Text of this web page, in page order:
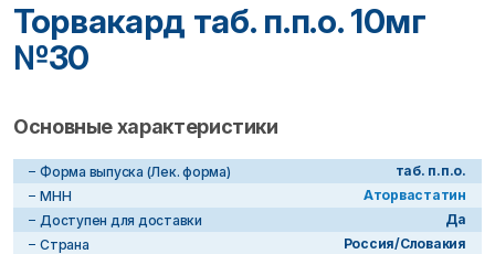
Торвакард таб. п.п.о. 10мг
№30
Основные характеристики
Форма выпуска (Лек. форма)
таб. п.п.о.
МНН
Аторвастатин
Доступен для доставки
Да
Страна
Россия/Словакия